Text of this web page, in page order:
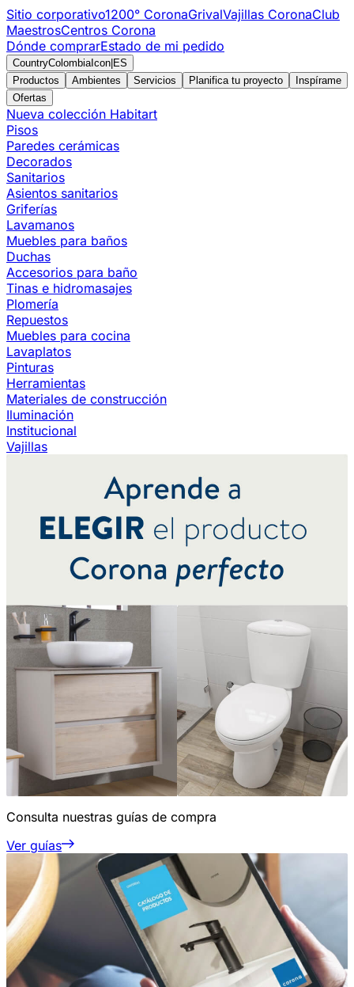
Sitio corporativo1200° CoronaGrivalVajillas CoronaClub
MaestrosCentros Corona
Dónde comprarEstado de mi pedido
CountryColombiaIcon ES
Productos
Ambientes Servicios Planifica tu proyecto
Inspírame
Ofertas
Nueva colección Habitart
Pisos
Paredes cerámicas
Decorados
Sanitarios
Asientos sanitarios
Griferías
Lavamanos
Muebles para baños
Duchas
Accesorios para baño
Tinas e hidromasajes
Plomería
Repuestos
Muebles para cocina
Lavaplatos
Pinturas
Herramientas
Materiales de construcción
Iluminación
Institucional
Vajillas
Consulta nuestras guías de compra
Ver guías